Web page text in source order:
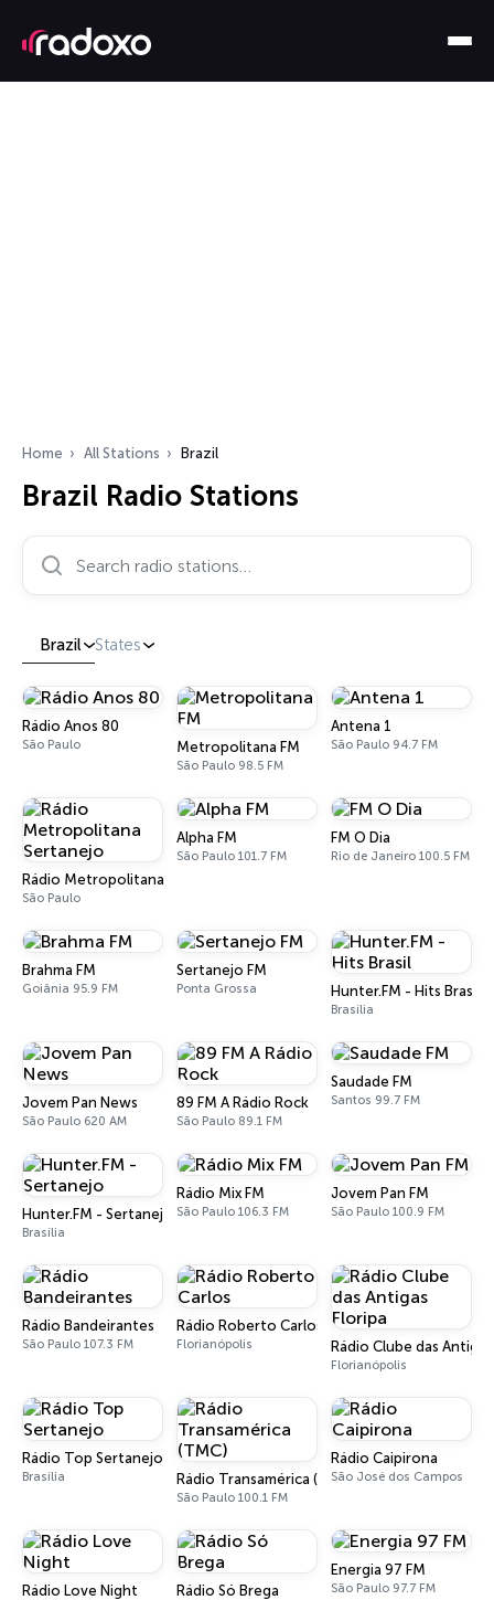
Home All Stations Brazil
Brazil Radio Stations
Search radio stations…
Brazil States
Rádio Anos 80
São Paulo Metropolitana FM
São Paulo 98.5 FM
Antena 1
São Paulo 94.7 FM
Rádio Metropolitana Sertanejo
São Paulo
Alpha FM
São Paulo 101.7 FM
FM O Dia
Rio de Janeiro 100.5 FM
Brahma FM
Goiânia 95.9 FM
Sertanejo FM
Ponta Grossa Hunter.FM - Hits Brasil
Brasília
Jovem Pan News
São Paulo 620 AM
89 FM A Rádio Rock
São Paulo 89.1 FM
Saudade FM
Santos 99.7 FM
Hunter.FM - Sertanejo
Brasília
Rádio Mix FM
São Paulo 106.3 FM
Jovem Pan FM
São Paulo 100.9 FM
Rádio Bandeirantes
São Paulo 107.3 FM
Rádio Roberto Carlos
Florianópolis Rádio Clube das
Florianópolis
Rádio Top Sertanejo
Brasília Rádio Transamérica (TMC)
São Paulo 100.1 FM
Rádio Caipirona
São José dos Campos
Rádio Love Night Rádio Só Brega
Energia 97 FM
São Paulo 97.7 FM